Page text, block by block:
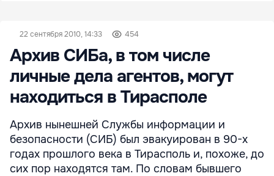
22 сентября 2010, 14:33 454
Архив СИБа, в том числе
личные дела агентов, могут
находиться в Тирасполе
Архив нынешней Службы информации и
безопасности (СИБ) был эвакуирован в 90-х
годах прошлого века в Тирасполь и, похоже, до
сих пор находятся там. По словам бывшего